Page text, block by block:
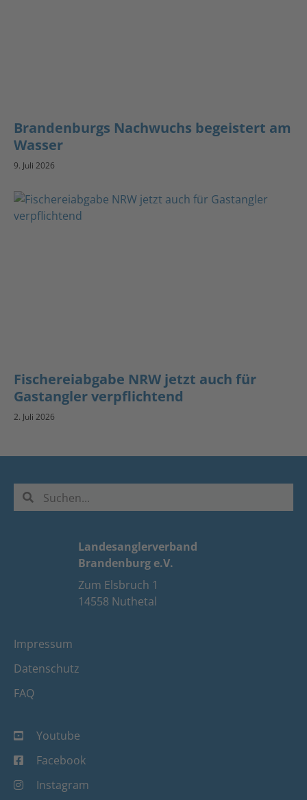
Brandenburgs Nachwuchs begeistert am
Wasser
9. Juli 2026
Fischereiabgabe NRW jetzt auch für
Gastangler verpflichtend
2. Juli 2026
Landesanglerverband
Brandenburg e.V.
Zum Elsbruch 1
14558 Nuthetal
Impressum
Datenschutz
FAQ
Youtube
Facebook
Instagram